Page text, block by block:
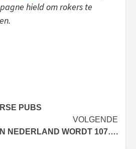
hield om rokers te
PUBS
VOLGENDE
NEDERLAND WORDT 107….